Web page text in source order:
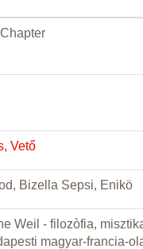
Vető
Bizella Sepsi, Enikö
Weil - filozòfia,
magyar-francia-